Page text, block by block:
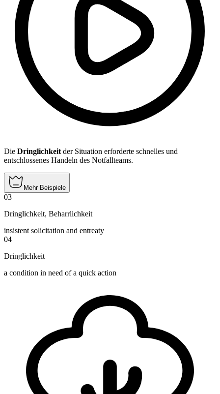
Die Dringlichkeit der Situation erforderte schnelles und
entschlossenes Handeln des Notfallteams.
Mehr Beispiele
03
Dringlichkeit, Beharrlichkeit
insistent solicitation and entreaty
04
Dringlichkeit
a condition in need of a quick action